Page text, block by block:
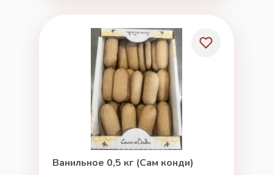
Ванильное 0,5 кг (Сам конди)